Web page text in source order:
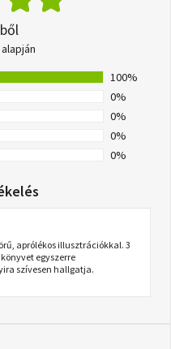
100%
0%
0%
0%
0%
aprólékos illusztrációkkal. 3
egyszerre
szívesen hallgatja.